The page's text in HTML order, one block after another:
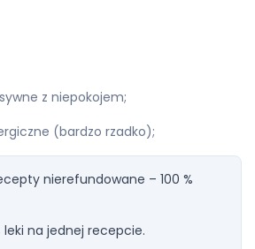
z niepokojem;
(bardzo rzadko);
nierefundowane – 100 %
na jednej recepcie.